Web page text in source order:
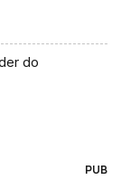
do
PUB